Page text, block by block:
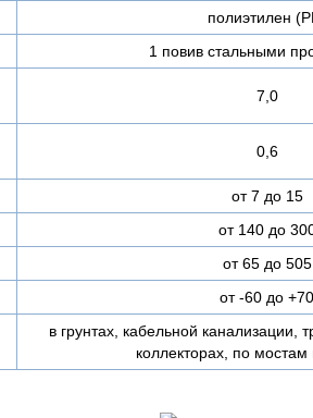
полиэтилен
1 повив стальными
7,0
0,6
от 7 до 15
от 140 до
от 65 до 505
от -60 до +70
в грунтах, кабельной канализации,
коллекторах, по мостам